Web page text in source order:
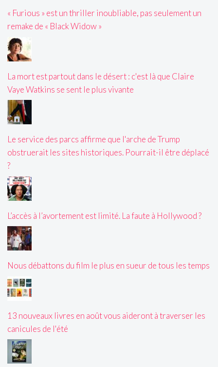
« Furious » est un thriller inoubliable, pas seulement un
remake de « Black Widow »
La mort est partout dans le désert : c'est là que Claire
Vaye Watkins se sent le plus vivante
Le service des parcs affirme que l'arche de Trump
obstruerait les sites historiques. Pourrait-il être déplacé
?
L’accès à l’avortement est limité. La faute à Hollywood ?
Nous débattons du film le plus en sueur de tous les temps
13 nouveaux livres en août vous aideront à traverser les
canicules de l'été